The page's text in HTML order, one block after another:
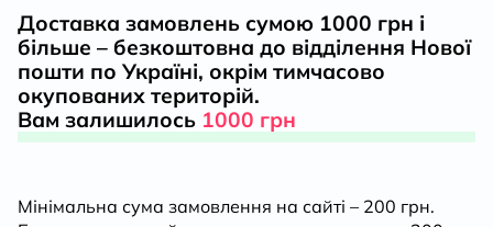
з
Африки
Доставка замовлень сумою 1000 грн і
більше – безкоштовна до відділення Нової
пошти по Україні, окрім тимчасово
окупованих територій.
Вам залишилось 1000 грн
Мінімальна сума замовлення на сайті – 200 грн.